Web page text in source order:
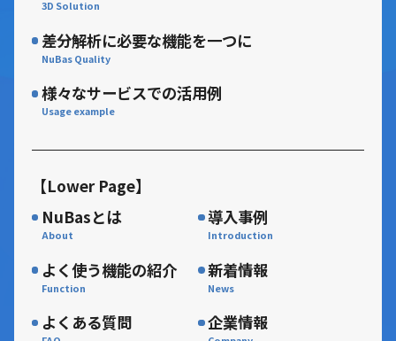
差分解析に必要な機能を一つに
様々なサービスでの活用例
【Lower Page】
NuBasとは
よく使う機能の紹介
導入事例
新着情報
よくある質問 企業情報